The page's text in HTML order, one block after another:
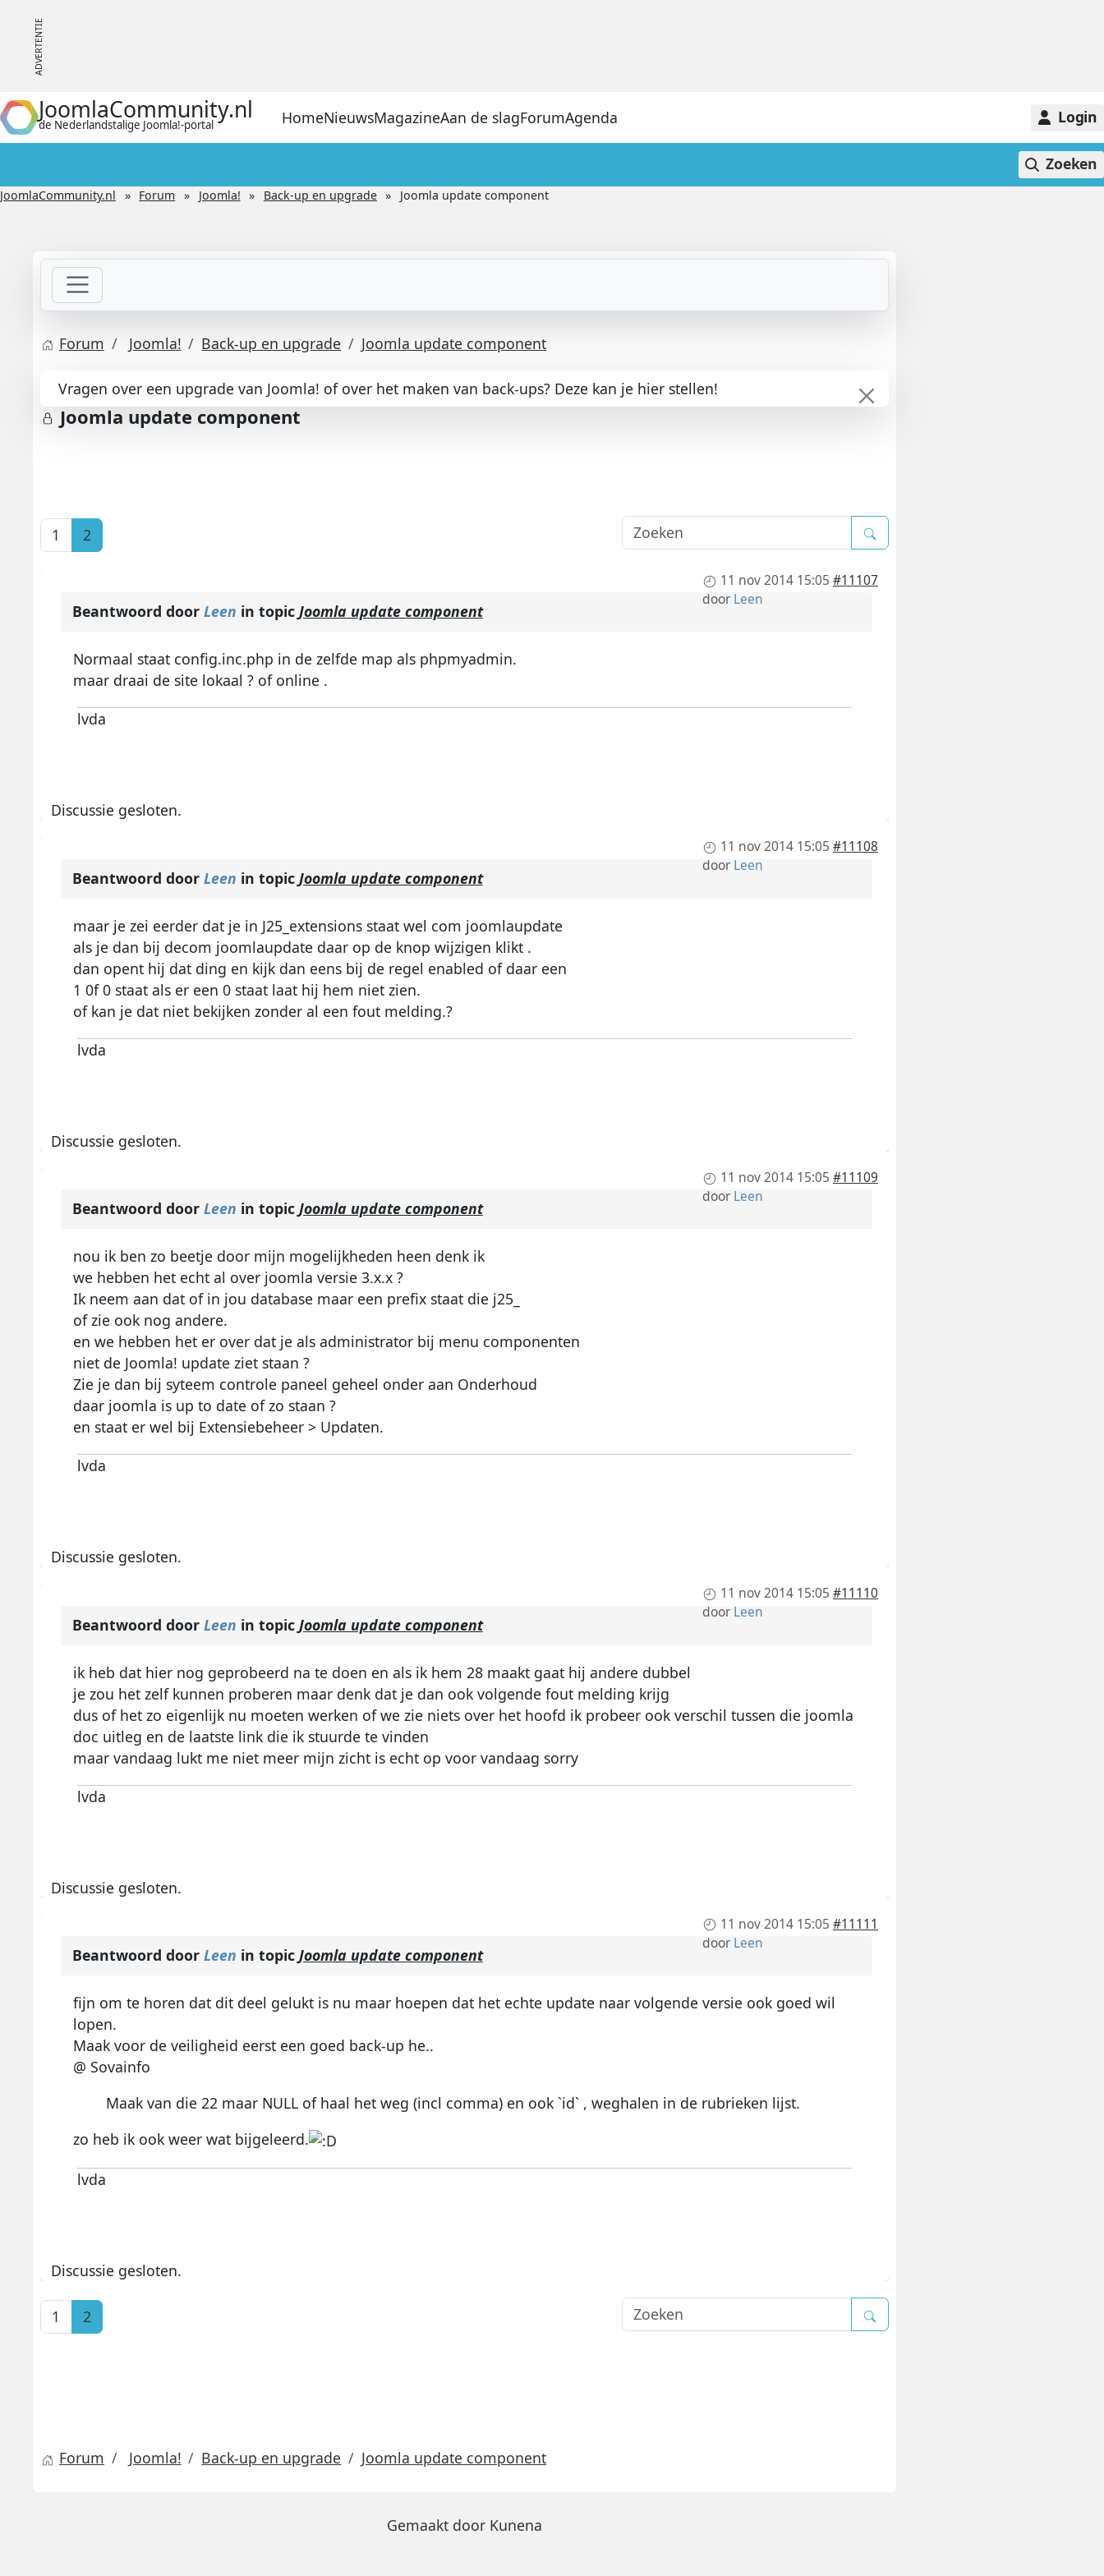
JoomlaCommunity.nl
de Nederlandstalige Joomla!-portal HomeNieuwsMagazineAan de slagForumAgenda Login
Zoeken
JoomlaCommunity.nl Forum Joomla! Back-up en upgrade Joomla update component
Forum Joomla! Back-up en upgrade Joomla update component
Vragen over een upgrade van Joomla! of over het maken van back-ups? Deze kan je hier stellen!
Joomla update component
1 2
11 nov 2014 15:05 #11107
door Leen
Beantwoord door Leen in topic Joomla update component
Normaal staat config.inc.php in de zelfde map als phpmyadmin.
maar draai de site lokaal ? of online .
lvda
Discussie gesloten.
11 nov 2014 15:05 #11108
doorLeen
Beantwoord door Leen in topic Joomla update component
maar je zei eerder dat je in J25_extensions staat wel com joomlaupdate
als je dan bij decom joomlaupdate daar op de knop wijzigen klikt .
dan opent hij dat ding en kijk dan eens bij de regel enabled of daar een
1 0f 0 staat als er een 0 staat laat hij hem niet zien.
of kan je dat niet bekijken zonder al een fout melding.?
lvda
Discussie gesloten.
11 nov 2014 15:05 #11109
door Leen
Beantwoord door Leen in topic Joomla update component
nou ik ben zo beetje door mijn mogelijkheden heen denk ik
we hebben het echt al over joomla versie 3.x.x ?
Ik neem aan dat of in jou database maar een prefix staat die j25_
of zie ook nog andere.
en we hebben het er over dat je als administrator bij menu componenten
niet de Joomla! update ziet staan ?
Zie je dan bij syteem controle paneel geheel onder aan Onderhoud
daar joomla is up to date of zo staan ?
en staat er wel bij Extensiebeheer > Updaten.
lvda
Discussie gesloten.
11 nov 2014 15:05 #11110
doorLeen
Beantwoord door Leen in topic Joomla update component
ik heb dat hier nog geprobeerd na te doen en als ik hem 28 maakt gaat hij andere dubbel
je zou het zelf kunnen proberen maar denk dat je dan ook volgende fout melding krijg
dus of het zo eigenlijk nu moeten werken of we zie niets over het hoofd ik probeer ook verschil tussen die joomla
doc uitleg en de laatste link die ik stuurde te vinden
maar vandaag lukt me niet meer mijn zicht is echt op voor vandaag sorry
lvda
Discussie gesloten.
11 nov 2014 15:05 #11111
doorLeen
Beantwoord door Leen in topic Joomla update component
fijn om te horen dat dit deel gelukt is nu maar hoepen dat het echte update naar volgende versie ook goed wil
lopen.
Maak voor de veiligheid eerst een goed back-up he..
@ Sovainfo
Maak van die 22 maar NULL of haal het weg (incl comma) en ook `id` , weghalen in de rubrieken lijst.
zo heb ik ook weer wat bijgeleerd.
lvda
Discussie gesloten.
1 2
Forum Joomla! Back-up en upgrade Joomla update component
Gemaakt door Kunena